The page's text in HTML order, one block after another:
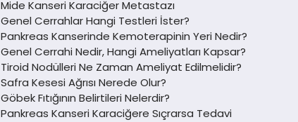
Mide Kanseri Karaciğer Metastazı
Genel Cerrahlar Hangi Testleri İster?
Pankreas Kanserinde Kemoterapinin Yeri Nedir?
Genel Cerrahi Nedir, Hangi Ameliyatları Kapsar?
Tiroid Nodülleri Ne Zaman Ameliyat Edilmelidir?
Safra Kesesi Ağrısı Nerede Olur?
Göbek Fıtığının Belirtileri Nelerdir?
Pankreas Kanseri Karaciğere Sıçrarsa Tedavi